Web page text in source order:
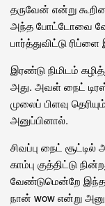
தருவேன் என்று
அந்த போட்டோவை
பார்த்துவிட்டு
இரண்டு நிமிடம்
அது. அவள் நைட்
முலைப் பிளவு
அனுப்பினால்.
சிவப்பு நைட்
காம்பு குத்திட்டு
வேண்டுமென்றே
நான் wow என்று